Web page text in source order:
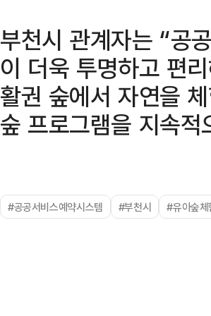
부천시 관계자는 “공
이 더욱 투명하고 편
활권 숲에서 자연을
숲 프로그램을 지속
#공공서비스예약시스템 #부천시 #유아숲체